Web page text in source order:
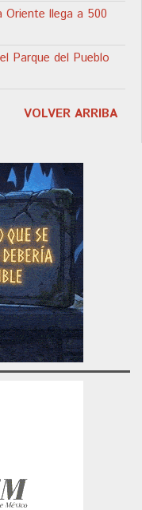
llega a 500
Parque del Pueblo
VOLVER ARRIBA